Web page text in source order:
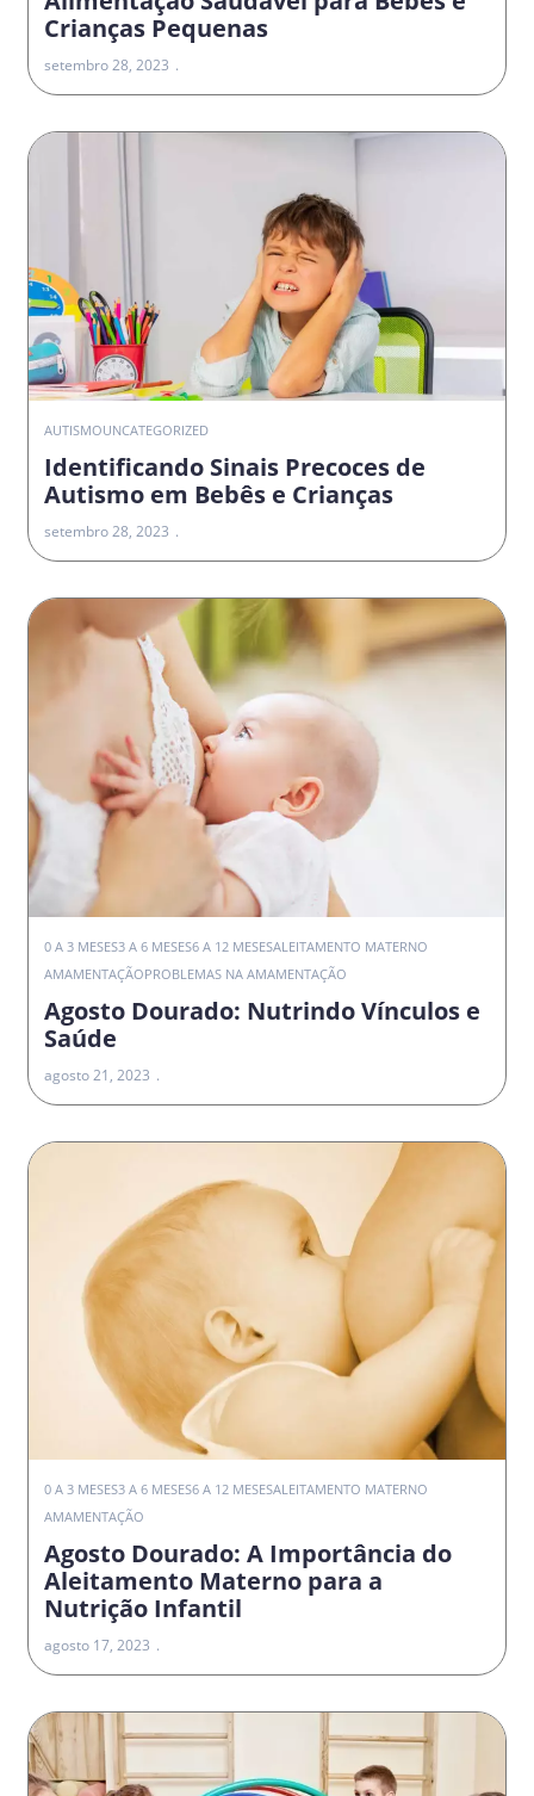
Crianças Pequenas
setembro 28, 2023
AUTISMOUNCATEGORIZED
Identificando Sinais Precoces de
Autismo em Bebês e Crianças
setembro 28, 2023
0 A 3 MESES3 A 6 MESES6 A 12 MESESALEITAMENTO MATERNO
AMAMENTAÇÃOPROBLEMAS NA AMAMENTAÇÃO
Agosto Dourado: Nutrindo Vínculos e
Saúde
agosto 21, 2023
0 A 3 MESES3 A 6 MESES6 A 12 MESESALEITAMENTO MATERNO
AMAMENTAÇÃO
Agosto Dourado: A Importância do
Aleitamento Materno para a
Nutrição Infantil
agosto 17, 2023